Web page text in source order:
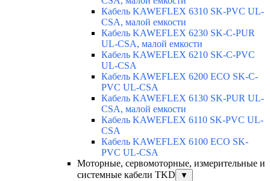
Кабель KAWEFLEX 6310 SK-PVC UL-
CSA, малой емкости
Кабель KAWEFLEX 6230 SK-C-PUR
UL-CSA, малой емкости
Кабель KAWEFLEX 6210 SK-C-PVC
UL-CSA
Кабель KAWEFLEX 6200 ECO SK-C-
PVC UL-CSA
Кабель KAWEFLEX 6130 SK-PUR UL-
CSA, малой емкости
Кабель KAWEFLEX 6110 SK-PVC UL-
CSA
Кабель KAWEFLEX 6100 ECO SK-
PVC UL-CSA
Моторные, сервомоторные, измерительные и
системные кабели TKD
▼